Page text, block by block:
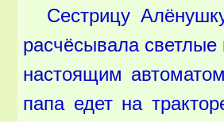
Сестрицу
расчёсывала
настоящим
папа едет на